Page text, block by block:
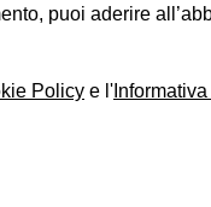
puoi aderire
Policy e l'